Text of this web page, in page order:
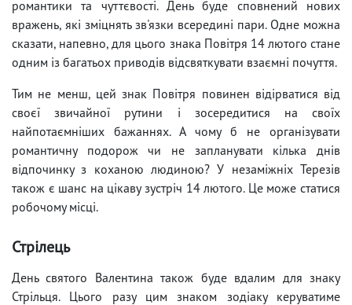
романтики та чуттєвості. День буде сповнений нових
вражень, які зміцнять зв'язки всередині пари. Одне можна
сказати, напевно, для цього знака Повітря 14 лютого стане
одним із багатьох приводів відсвяткувати взаємні почуття.
Тим не менш, цей знак Повітря повинен відірватися від
своєї звичайної рутини і зосередитися на своїх
найпотаємніших бажаннях. А чому б не організувати
романтичну подорож чи не запланувати кілька днів
відпочинку з коханою людиною? У незаміжніх Терезів
також є шанс на цікаву зустріч 14 лютого. Це може статися
робочому місці.
Стрілець
День святого Валентина також буде вдалим для знаку
Стрільця. Цього разу цим знаком зодіаку керуватиме